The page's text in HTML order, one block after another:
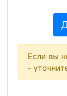
Если вы
-